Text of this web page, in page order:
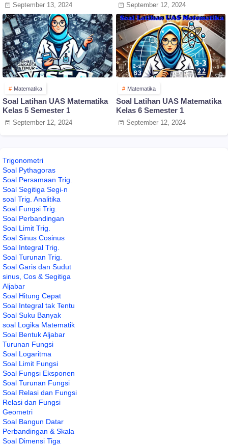
September 13, 2024 September 12, 2024
Matematika
Soal Latihan UAS Matematika
Kelas 5 Semester 1
September 12, 2024
Matematika
Soal Latihan UAS Matematika
Kelas 6 Semester 1
September 12, 2024
Trigonometri
Soal Pythagoras
Soal Persamaan Trig.
Soal Segitiga Segi-n
soal Trig. Analitika
Soal Fungsi Trig.
Soal Perbandingan
Soal Limit Trig.
Soal Sinus Cosinus
Soal Integral Trig.
Soal Turunan Trig.
Soal Garis dan Sudut
sinus, Cos & Segitiga
Aljabar
Soal Hitung Cepat
Soal Integral tak Tentu
Soal Suku Banyak
soal Logika Matematik
Soal Bentuk Aljabar
Turunan Fungsi
Soal Logaritma
Soal Limit Fungsi
Soal Fungsi Eksponen
Soal Turunan Fungsi
Soal Relasi dan Fungsi
Relasi dan Fungsi
Geometri
Soal Bangun Datar
Perbandingan & Skala
Soal Dimensi Tiga